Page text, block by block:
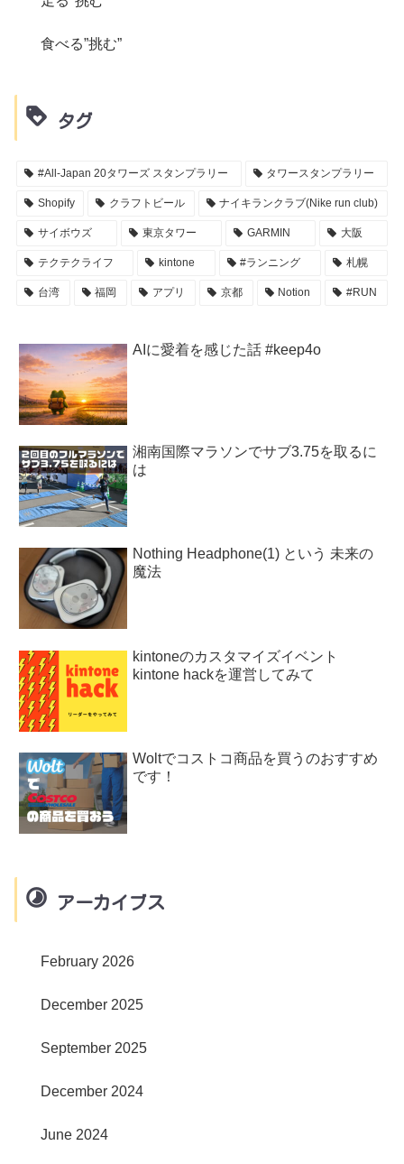
食べる”挑む”
タグ
#All-Japan 20タワーズ スタンプラリー タワースタンプラリー
Shopify クラフトビール ナイキランクラブ(Nike run club)
サイボウズ 東京タワー GARMIN 大阪
テクテクライフ kintone #ランニング 札幌
台湾 福岡 アプリ 京都 Notion #RUN
AIに愛着を感じた話 #keep4o
湘南国際マラソンでサブ3.75を取るに
は
Nothing Headphone(1) という 未来の
魔法
kintoneのカスタマイズイベント
kintone hackを運営してみて
Woltでコストコ商品を買うのおすすめ
です！
アーカイブス
February 2026
December 2025
September 2025
December 2024
June 2024